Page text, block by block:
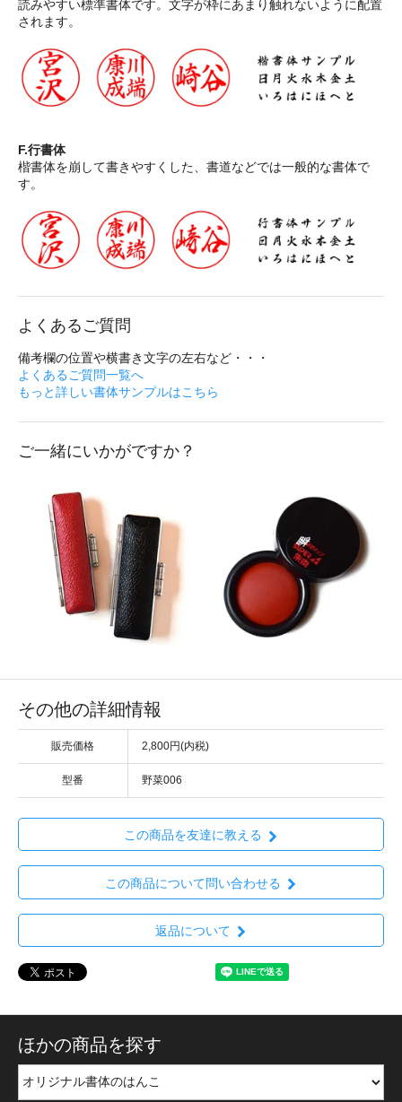
読みやすい標準書体です。文字が枠にあまり触れないように配置
されます。
F.行書体
楷書体を崩して書きやすくした、書道などでは一般的な書体で
す。
よくあるご質問
備考欄の位置や横書き文字の左右など・・・
よくあるご質問一覧へ
もっと詳しい書体サンプルはこちら
ご一緒にいかがですか？
その他の詳細情報
販売価格 2,800円(内税)
型番 野菜006
この商品を友達に教える
この商品について問い合わせる
返品について
ほかの商品を探す